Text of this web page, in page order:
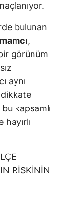
bulunan
,
görünüm
aynı
bu kapsamlı
hayırlı